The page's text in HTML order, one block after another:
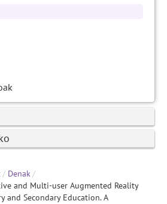
/ Denak/
and Multi-user Augmented Reality
and Secondary Education. A